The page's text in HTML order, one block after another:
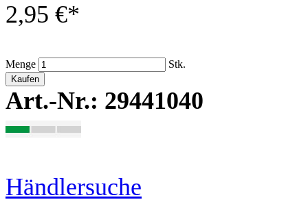
2,95 €*
Menge Stk.
Kaufen
Art.-Nr.: 29441040
Händlersuche